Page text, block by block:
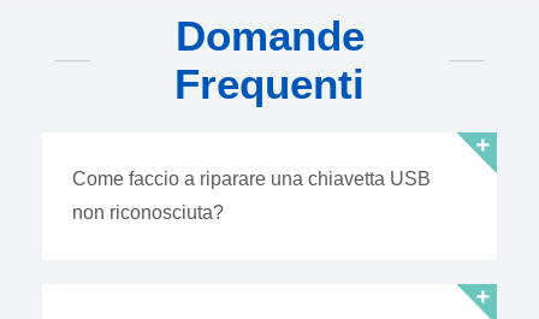
Domande
Frequenti
Come faccio a riparare una chiavetta USB
non riconosciuta?